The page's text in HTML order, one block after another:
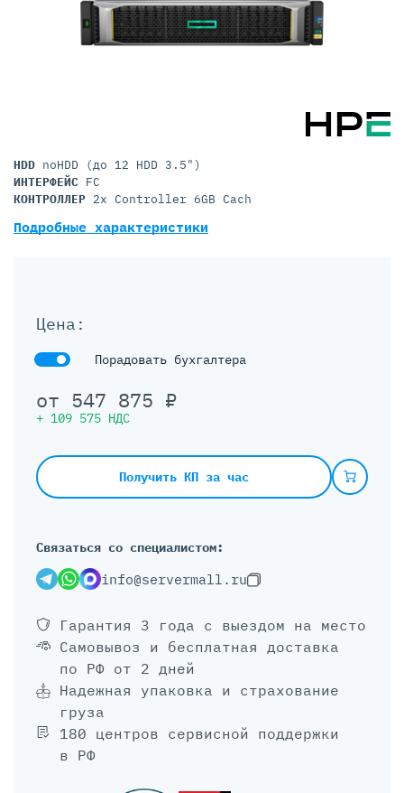
Цена:
Порадовать бухгалтера
от 547 875 ₽
+ 109 575 НДС
Получить КП за час
Связаться со специалистом:
info@servermall.ru
Гарантия 3 года с выездом на место
Самовывоз и бесплатная доставка
по РФ от 2 дней
Надежная упаковка и страхование
груза
180 центров сервисной поддержки
в РФ
HDD noHDD (до 12 HDD 3.5")
ИНТЕРФЕЙС FC
КОНТРОЛЛЕР 2x Controller 6GB Cach
Подробные характеристики